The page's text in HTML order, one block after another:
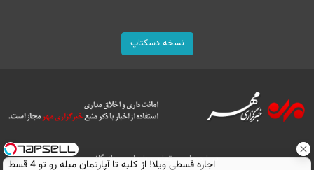
نسخه دسکتاپ
درباره ما تماس با ما بازرگانی اجاره‌ قسطی ویلا! از کلبه تا آپارتمان مبله رو تو 4 قسط